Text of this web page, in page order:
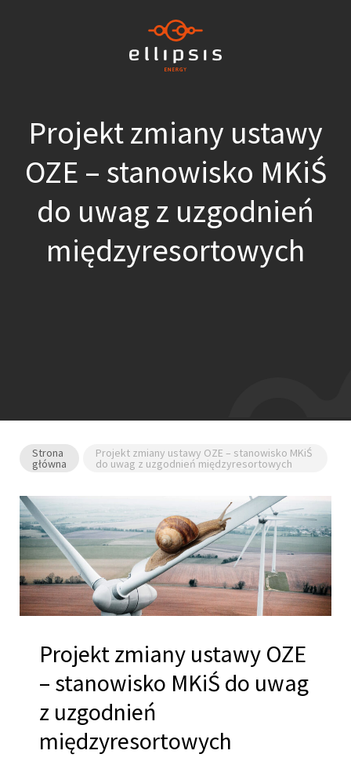
Projekt zmiany ustawy
OZE – stanowisko MKiŚ
do uwag z uzgodnień
międzyresortowych
Strona
główna
Projekt zmiany ustawy OZE – stanowisko MKiŚ
do uwag z uzgodnień międzyresortowych
Projekt zmiany ustawy OZE
– stanowisko MKiŚ do uwag
z uzgodnień
międzyresortowych